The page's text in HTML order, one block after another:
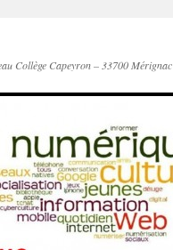
Collège Capeyron – 33700 Mérignac